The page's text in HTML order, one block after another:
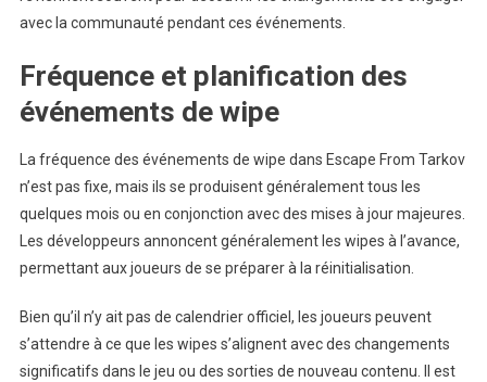
avec la communauté pendant ces événements.
Fréquence et planification des
événements de wipe
La fréquence des événements de wipe dans Escape From Tarkov
n’est pas fixe, mais ils se produisent généralement tous les
quelques mois ou en conjonction avec des mises à jour majeures.
Les développeurs annoncent généralement les wipes à l’avance,
permettant aux joueurs de se préparer à la réinitialisation.
Bien qu’il n’y ait pas de calendrier officiel, les joueurs peuvent
s’attendre à ce que les wipes s’alignent avec des changements
significatifs dans le jeu ou des sorties de nouveau contenu. Il est